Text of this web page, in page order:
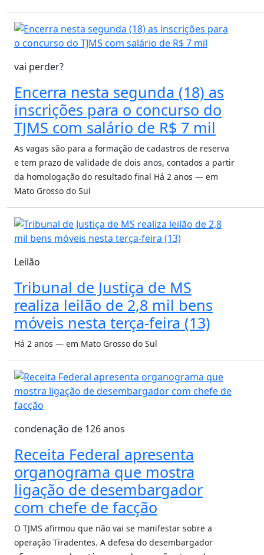
vai perder?
Encerra nesta segunda (18) as
inscrições para o concurso do
TJMS com salário de R$ 7 mil
As vagas são para a formação de cadastros de reserva
e tem prazo de validade de dois anos, contados a partir
da homologação do resultado final Há 2 anos — em
Mato Grosso do Sul
Leilão
Tribunal de Justiça de MS
realiza leilão de 2,8 mil bens
móveis nesta terça-feira (13)
Há 2 anos — em Mato Grosso do Sul
condenação de 126 anos
Receita Federal apresenta
organograma que mostra
ligação de desembargador
com chefe de facção
O TJMS afirmou que não vai se manifestar sobre a
operação Tiradentes. A defesa do desembargador